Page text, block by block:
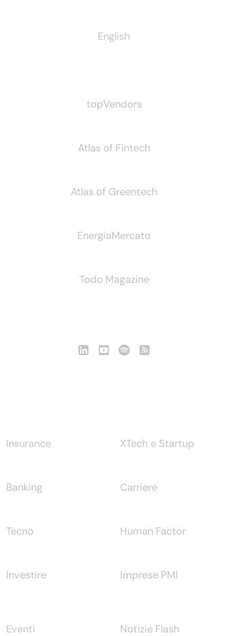
English
topVendors
Atlas of Fintech
Atlas of Greentech
EnergiaMercato
Todo Magazine
Insurance
Banking
Tecno
Investire
XTech e Startup
Carriere
Human Factor
Imprese PMI
Eventi Notizie Flash